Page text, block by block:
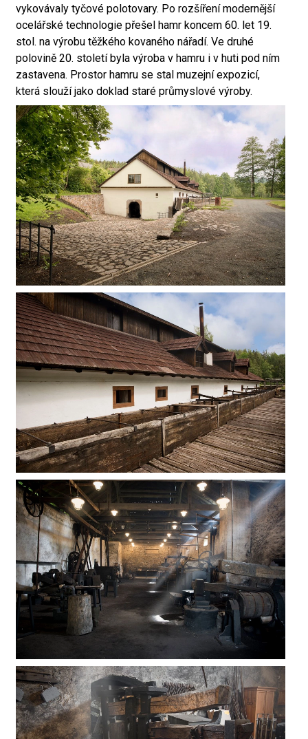
vykovávaly tyčové polotovary. Po rozšíření modernější
ocelářské technologie přešel hamr koncem 60. let 19.
stol. na výrobu těžkého kovaného nářadí. Ve druhé
polovině 20. století byla výroba v hamru i v huti pod ním
zastavena. Prostor hamru se stal muzejní expozicí,
která slouží jako doklad staré průmyslové výroby.